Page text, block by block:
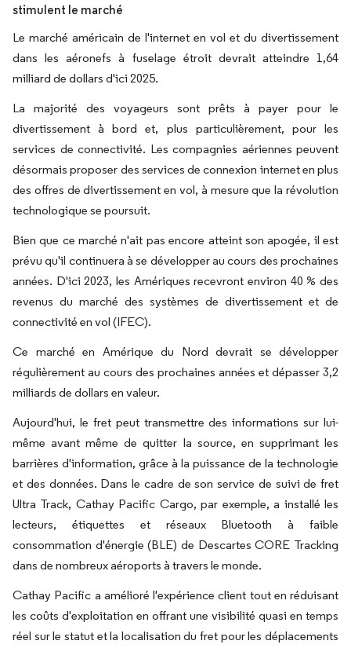
stimulent le marché
Le marché américain de l'internet en vol et du divertissement
dans les aéronefs à fuselage étroit devrait atteindre 1,64
milliard de dollars d'ici 2025.
La majorité des voyageurs sont prêts à payer pour le
divertissement à bord et, plus particulièrement, pour les
services de connectivité. Les compagnies aériennes peuvent
désormais proposer des services de connexion internet en plus
des offres de divertissement en vol, à mesure que la révolution
technologique se poursuit.
Bien que ce marché n'ait pas encore atteint son apogée, il est
prévu qu'il continuera à se développer au cours des prochaines
années. D'ici 2023, les Amériques recevront environ 40 % des
revenus du marché des systèmes de divertissement et de
connectivité en vol (IFEC).
Ce marché en Amérique du Nord devrait se développer
régulièrement au cours des prochaines années et dépasser 3,2
milliards de dollars en valeur.
Aujourd'hui, le fret peut transmettre des informations sur lui-
même avant même de quitter la source, en supprimant les
barrières d'information, grâce à la puissance de la technologie
et des données. Dans le cadre de son service de suivi de fret
Ultra Track, Cathay Pacific Cargo, par exemple, a installé les
lecteurs, étiquettes et réseaux Bluetooth à faible
consommation d'énergie (BLE) de Descartes CORE Tracking
dans de nombreux aéroports à travers le monde.
Cathay Pacific a amélioré l'expérience client tout en réduisant
les coûts d'exploitation en offrant une visibilité quasi en temps
réel sur le statut et la localisation du fret pour les déplacements